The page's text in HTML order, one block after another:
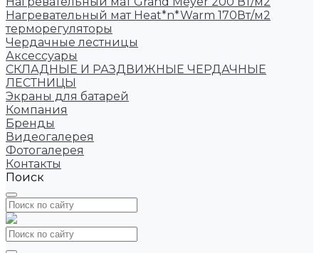
Нагревательный мат Heat*n*Warm 170Вт/м2
терморегуляторы
Чердачные лестницы
Аксессуары
СКЛАДНЫЕ И РАЗДВИЖНЫЕ ЧЕРДАЧНЫЕ
ЛЕСТНИЦЫ
Экраны для батарей
Компания
Бренды
Видеогалерея
Фотогалерея
Контакты
Поиск